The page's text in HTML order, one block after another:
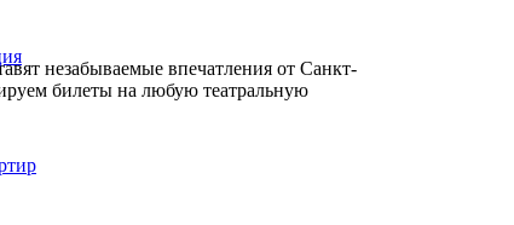
незабываемые впечатления от Санкт-
билеты на любую театральную